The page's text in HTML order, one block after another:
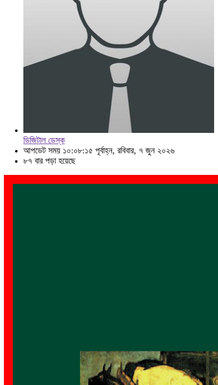
ডিজিটাল ডেস্ক
আপডেট সময় ১০:০৮:১৫ পূর্বাহ্ন, রবিবার, ৭ জুন ২০২৬
৮৭ বার পড়া হয়েছে